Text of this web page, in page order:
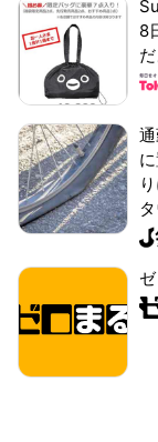
8
だ